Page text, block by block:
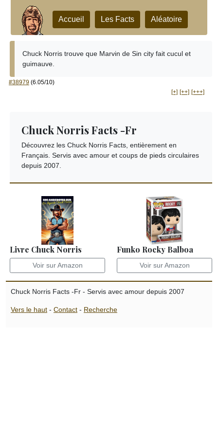
Accueil Les Facts Aléatoire
Chuck Norris trouve que Marvin de Sin city fait cucul et
guimauve.
#38979 (6.05/10)
[+] [++] [+++]
Chuck Norris Facts -Fr
Découvrez les Chuck Norris Facts, entièrement en
Français. Servis avec amour et coups de pieds circulaires
depuis 2007.
Livre Chuck Norris
Voir sur Amazon
Funko Rocky Balboa
Voir sur Amazon
Chuck Norris Facts -Fr - Servis avec amour depuis 2007
Vers le haut - Contact - Recherche